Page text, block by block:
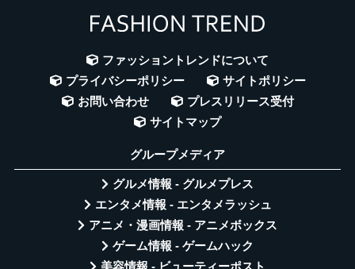
ファッショントレンドについて
プライバシーポリシー
サイトポリシー
お問い合わせ
プレスリリース受付
サイトマップ
グループメディア
グルメ情報 - グルメプレス
エンタメ情報 - エンタメラッシュ
アニメ・漫画情報 - アニメボックス
ゲーム情報 - ゲームハック